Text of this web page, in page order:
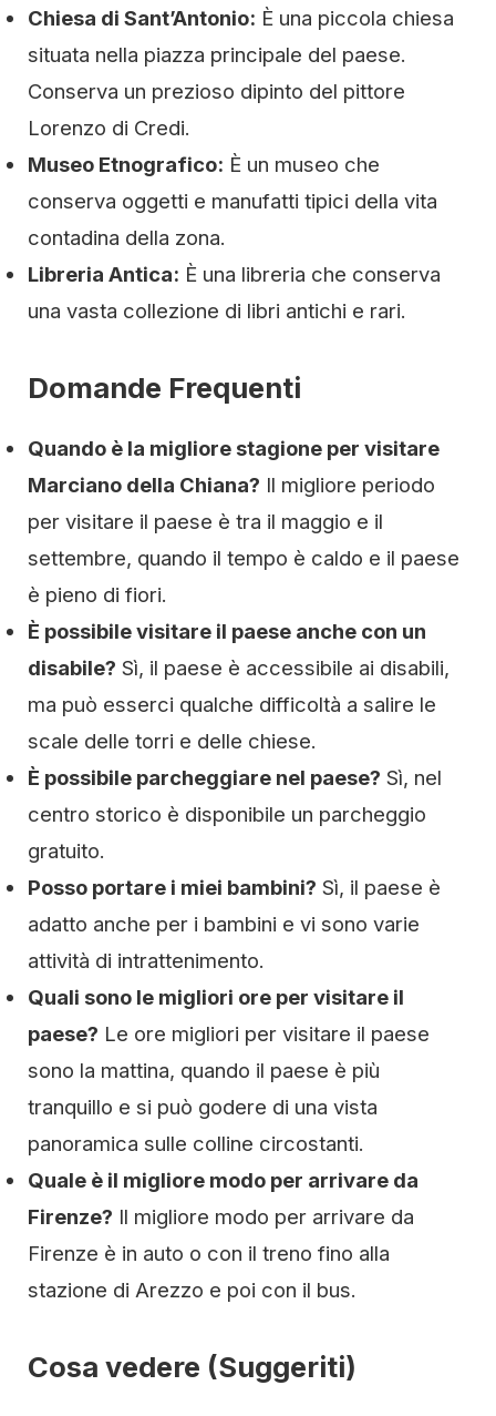
Chiesa di Sant’Antonio: È una piccola chiesa
situata nella piazza principale del paese.
Conserva un prezioso dipinto del pittore
Lorenzo di Credi.
Museo Etnografico: È un museo che
conserva oggetti e manufatti tipici della vita
contadina della zona.
Libreria Antica: È una libreria che conserva
una vasta collezione di libri antichi e rari.
Domande Frequenti
Quando è la migliore stagione per visitare
Marciano della Chiana? Il migliore periodo
per visitare il paese è tra il maggio e il
settembre, quando il tempo è caldo e il paese
è pieno di fiori.
È possibile visitare il paese anche con un
disabile? Sì, il paese è accessibile ai disabili,
ma può esserci qualche difficoltà a salire le
scale delle torri e delle chiese.
È possibile parcheggiare nel paese? Sì, nel
centro storico è disponibile un parcheggio
gratuito.
Posso portare i miei bambini? Sì, il paese è
adatto anche per i bambini e vi sono varie
attività di intrattenimento.
Quali sono le migliori ore per visitare il
paese? Le ore migliori per visitare il paese
sono la mattina, quando il paese è più
tranquillo e si può godere di una vista
panoramica sulle colline circostanti.
Quale è il migliore modo per arrivare da
Firenze? Il migliore modo per arrivare da
Firenze è in auto o con il treno fino alla
stazione di Arezzo e poi con il bus.
Cosa vedere (Suggeriti)